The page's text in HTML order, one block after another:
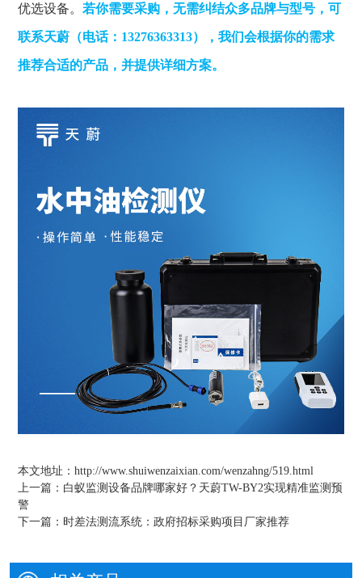
优选设备。 若你需要采购 ，无需纠结众多品牌与型号，可
联系天蔚 （电话：13276363313） ，我们会根据你的需求
推荐合适的产品，并提供详细方案。
本文地址： http://www.shuiwenzaixian.com/wenzahng/519.html
上一篇： 白蚁监测设备品牌哪家好？天蔚TW-BY2实现精准监测预
警
下一篇： 时差法测流系统：政府招标采购项目厂家推荐